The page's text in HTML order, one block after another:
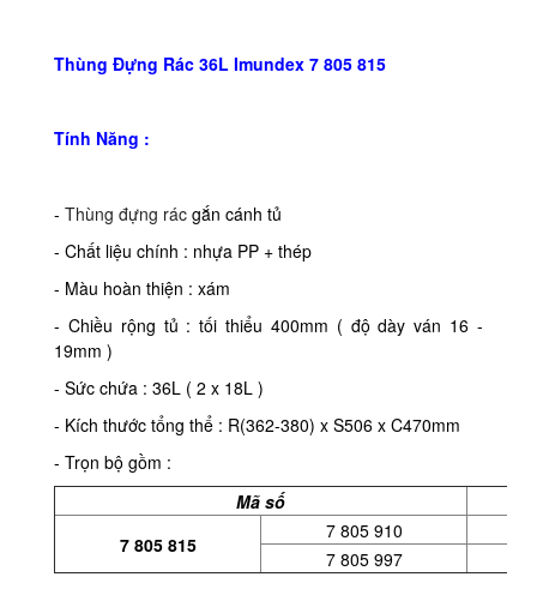
Thùng Đựng Rác 36L Imundex 7 805 815
Tính Năng :
- Thùng đựng rác gắn cánh tủ
- Chất liệu chính : nhựa PP + thép
- Màu hoàn thiện : xám
- Chiều rộng tủ : tối thiểu 400mm ( độ dày ván 16 -
19mm )
- Sức chứa : 36L ( 2 x 18L )
- Kích thước tổng thể : R(362-380) x S506 x C470mm
- Trọn bộ gồm :
Mã số
7 805 815
7 805 910
7 805 997